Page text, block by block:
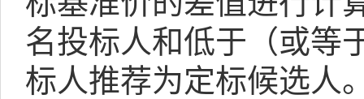
名投标人和低于（或等
标人推荐为定标候选人